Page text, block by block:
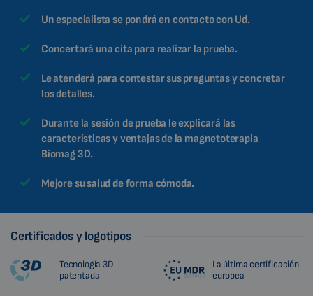
Un especialista se pondrá en contacto con Ud.
Concertará una cita para realizar la prueba.
Le atenderá para contestar sus preguntas y concretar
los detalles.
Durante la sesión de prueba le explicará las
características y ventajas de la magnetoterapia
Biomag 3D.
Mejore su salud de forma cómoda.
Certificados y logotipos
Tecnología 3D
patentada
La última certificación
europea